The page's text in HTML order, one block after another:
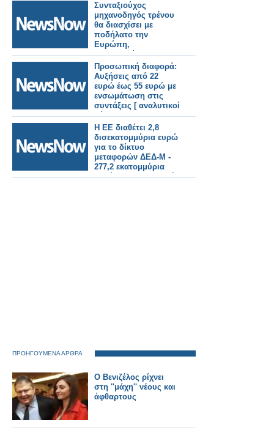
Συνταξιούχος
μηχανοδηγός τρένου
θα διασχίσει με
ποδήλατο την
Ευρώπη,
συγκεντρώνοντας
χρήματα για
φιλανθρωπικό σκοπό
Προσωπική διαφορά:
Αυξήσεις από 22
ευρώ έως 55 ευρώ με
ενσωμάτωση στις
συντάξεις [ αναλυτικοί
πίνακες]
Η ΕΕ διαθέτει 2,8
δισεκατομμύρια ευρώ
για το δίκτυο
μεταφορών ΔΕΔ-Μ -
277,2 εκατομμύρια
ευρώ για την γραμμή
ΠΡΟΗΓΟΥΜΕΝΑ ΑΡΘΡΑ
O Bενιζέλος ρίχνει
στη ''μάχη'' νέους και
άφθαρτους